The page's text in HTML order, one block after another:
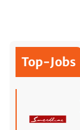
Top-Jobs